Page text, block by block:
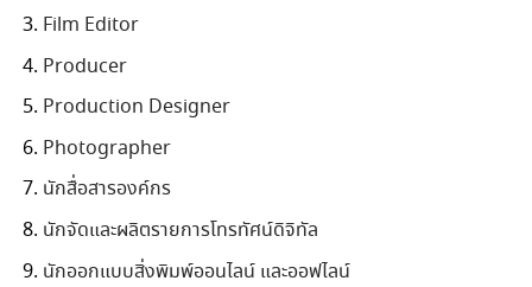
Film Editor
Producer
Production Designer
Photographer
นักสื่อสารองค์กร
นักจัดและผลิตรายการโทรทัศน์ดิจิทัล
นักออกแบบสิ่งพิมพ์ออนไลน์ และออฟไลน์